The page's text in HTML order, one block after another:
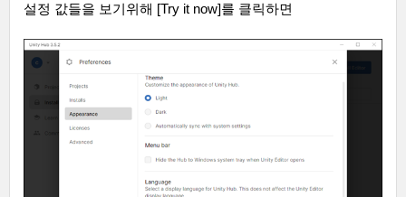
설정 값들을 보기위해 [Try it now]를 클릭하면